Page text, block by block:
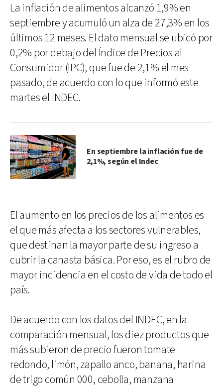
La inflación de alimentos alcanzó 1,9% en
septiembre y acumuló un alza de 27,3% en los
últimos 12 meses. El dato mensual se ubicó por
0,2% por debajo del Índice de Precios al
Consumidor (IPC), que fue de 2,1% el mes
pasado, de acuerdo con lo que informó este
martes el INDEC.
En septiembre la inflación fue de
2,1%, según el Indec
El aumento en los precios de los alimentos es
el que más afecta a los sectores vulnerables,
que destinan la mayor parte de su ingreso a
cubrir la canasta básica. Por eso, es el rubro de
mayor incidencia en el costo de vida de todo el
país.
De acuerdo con los datos del INDEC, en la
comparación mensual, los diez productos que
más subieron de precio fueron tomate
redondo, limón, zapallo anco, banana, harina
de trigo común 000, cebolla, manzana